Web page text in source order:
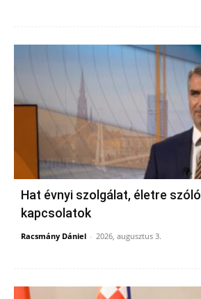
Hat évnyi szolgálat, életre szóló
kapcsolatok
Racsmány Dániel - 2026, augusztus 3.